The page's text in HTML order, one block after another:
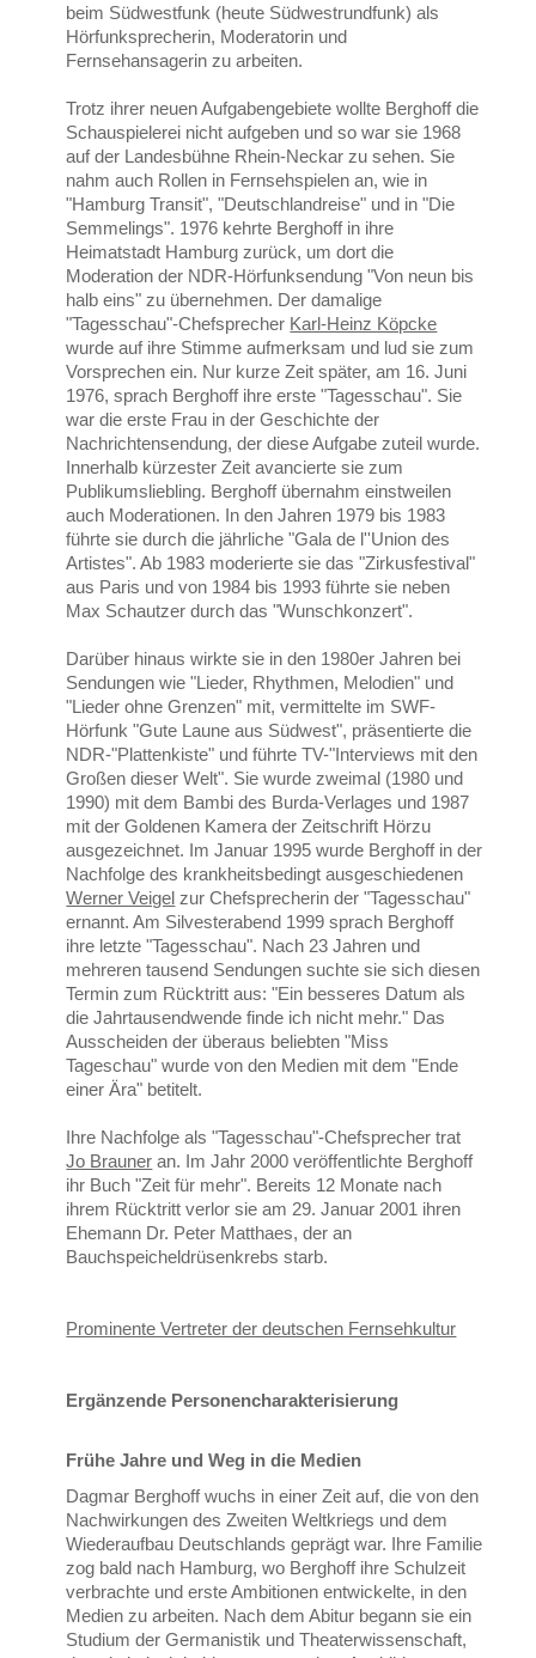
beim Südwestfunk (heute Südwestrundfunk) als
Hörfunksprecherin, Moderatorin und
Fernsehansagerin zu arbeiten.
Trotz ihrer neuen Aufgabengebiete wollte Berghoff die
Schauspielerei nicht aufgeben und so war sie 1968
auf der Landesbühne Rhein-Neckar zu sehen. Sie
nahm auch Rollen in Fernsehspielen an, wie in
"Hamburg Transit", "Deutschlandreise" und in "Die
Semmelings". 1976 kehrte Berghoff in ihre
Heimatstadt Hamburg zurück, um dort die
Moderation der NDR-Hörfunksendung "Von neun bis
halb eins" zu übernehmen. Der damalige
"Tagesschau"-Chefsprecher Karl-Heinz Köpcke
wurde auf ihre Stimme aufmerksam und lud sie zum
Vorsprechen ein. Nur kurze Zeit später, am 16. Juni
1976, sprach Berghoff ihre erste "Tagesschau". Sie
war die erste Frau in der Geschichte der
Nachrichtensendung, der diese Aufgabe zuteil wurde.
Innerhalb kürzester Zeit avancierte sie zum
Publikumsliebling. Berghoff übernahm einstweilen
auch Moderationen. In den Jahren 1979 bis 1983
führte sie durch die jährliche "Gala de l''Union des
Artistes". Ab 1983 moderierte sie das "Zirkusfestival"
aus Paris und von 1984 bis 1993 führte sie neben
Max Schautzer durch das "Wunschkonzert".
Darüber hinaus wirkte sie in den 1980er Jahren bei
Sendungen wie "Lieder, Rhythmen, Melodien" und
"Lieder ohne Grenzen" mit, vermittelte im SWF-
Hörfunk "Gute Laune aus Südwest", präsentierte die
NDR-"Plattenkiste" und führte TV-"Interviews mit den
Großen dieser Welt". Sie wurde zweimal (1980 und
1990) mit dem Bambi des Burda-Verlages und 1987
mit der Goldenen Kamera der Zeitschrift Hörzu
ausgezeichnet. Im Januar 1995 wurde Berghoff in der
Nachfolge des krankheitsbedingt ausgeschiedenen
Werner Veigel zur Chefsprecherin der "Tagesschau"
ernannt. Am Silvesterabend 1999 sprach Berghoff
ihre letzte "Tagesschau". Nach 23 Jahren und
mehreren tausend Sendungen suchte sie sich diesen
Termin zum Rücktritt aus: "Ein besseres Datum als
die Jahrtausendwende finde ich nicht mehr." Das
Ausscheiden der überaus beliebten "Miss
Tageschau" wurde von den Medien mit dem "Ende
einer Ära" betitelt.
Ihre Nachfolge als "Tagesschau"-Chefsprecher trat
Jo Brauner an. Im Jahr 2000 veröffentlichte Berghoff
ihr Buch "Zeit für mehr". Bereits 12 Monate nach
ihrem Rücktritt verlor sie am 29. Januar 2001 ihren
Ehemann Dr. Peter Matthaes, der an
Bauchspeicheldrüsenkrebs starb.
Prominente Vertreter der deutschen Fernsehkultur
Ergänzende Personencharakterisierung
Frühe Jahre und Weg in die Medien
Dagmar Berghoff wuchs in einer Zeit auf, die von den
Nachwirkungen des Zweiten Weltkriegs und dem
Wiederaufbau Deutschlands geprägt war. Ihre Familie
zog bald nach Hamburg, wo Berghoff ihre Schulzeit
verbrachte und erste Ambitionen entwickelte, in den
Medien zu arbeiten. Nach dem Abitur begann sie ein
Studium der Germanistik und Theaterwissenschaft,